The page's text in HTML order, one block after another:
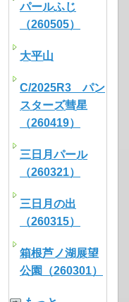
パールふじ
（260505）
大平山
C/2025R3 パン
スターズ彗星
（260419）
三日月パール
（260321）
三日月の出
（260315）
箱根芦ノ湖展望
公園（260301）